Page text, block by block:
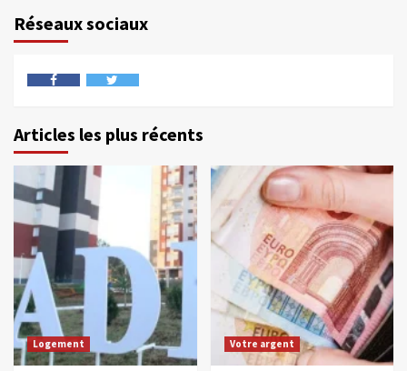
Réseaux sociaux
Articles les plus récents
Logement Votre argent